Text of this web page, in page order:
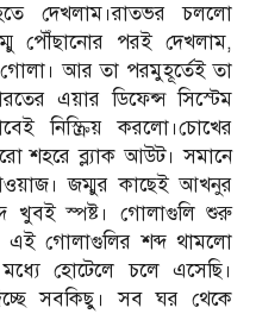
দেখলাম।রাতভর চললো
পৌঁছানোর পরই দেখলাম,
আর তা পরমুহূর্তেই তা
এয়ার ডিফেন্স সিস্টেম
নিস্ক্রিয় করলো।চোখের
শহরে ব্ল্যাক আউট। সমানে
জম্মুর কাছেই আখনুর
খুবই স্পষ্ট। গোলাগুলি শুরু
গোলাগুলির শব্দ থামলো
হোটেলে চলে এসেছি।
সবকিছু। সব ঘর থেকে